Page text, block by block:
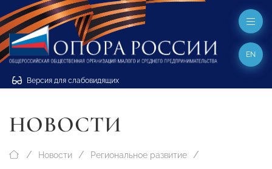
Версия для слабовидящих
EN
НОВОСТИ
Новости Региональное развитие